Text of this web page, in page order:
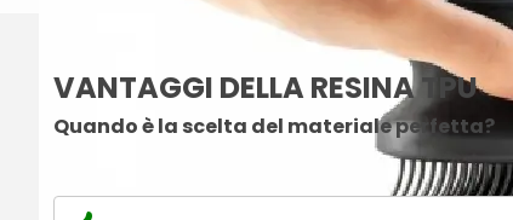
VANTAGGI DELLA RESINA TPU
Quando è la scelta del materiale perfetta?